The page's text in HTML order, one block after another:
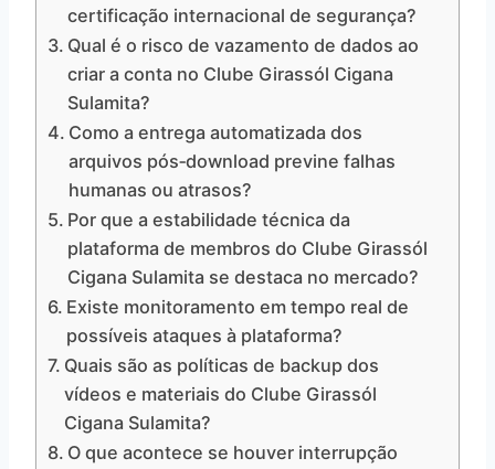
certificação internacional de segurança?
Qual é o risco de vazamento de dados ao
criar a conta no Clube Girassól Cigana
Sulamita?
Como a entrega automatizada dos
arquivos pós‑download previne falhas
humanas ou atrasos?
Por que a estabilidade técnica da
plataforma de membros do Clube Girassól
Cigana Sulamita se destaca no mercado?
Existe monitoramento em tempo real de
possíveis ataques à plataforma?
Quais são as políticas de backup dos
vídeos e materiais do Clube Girassól
Cigana Sulamita?
O que acontece se houver interrupção